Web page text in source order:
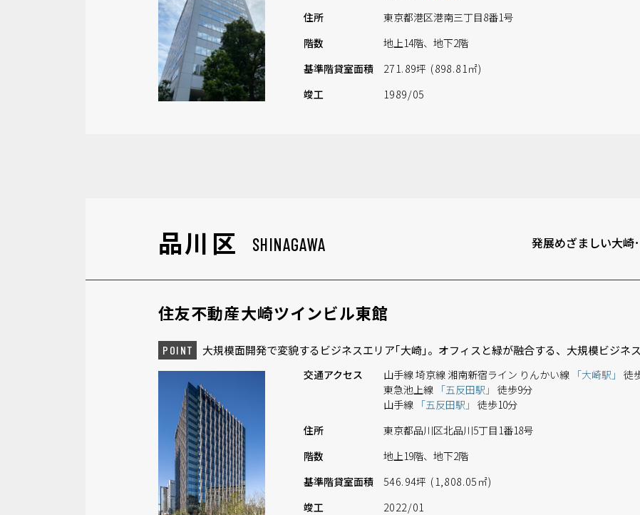
住所
東京都港区港南三丁目8番1号
階数
地上14階、地下2階
基準階貸室面積
271.89坪 (898.81㎡)
竣工
1989/05
品川区 SHINAGAWA 発展めざましい大崎
住友不動産大崎ツインビル東館
POINT 大規模面開発で変貌するビジネスエリア｢大崎｣。オフィスと緑が融合する、大規模ビジネス
交通アクセス 山手線 埼京線 湘南新宿ライン りんかい線 「大崎駅」 徒
東急池上線 「五反田駅」 徒歩9分
山手線 「五反田駅」 徒歩10分
住所
東京都品川区北品川5丁目1番18号
階数
地上19階、地下2階
基準階貸室面積
546.94坪 (1,808.05㎡)
竣工
2022/01